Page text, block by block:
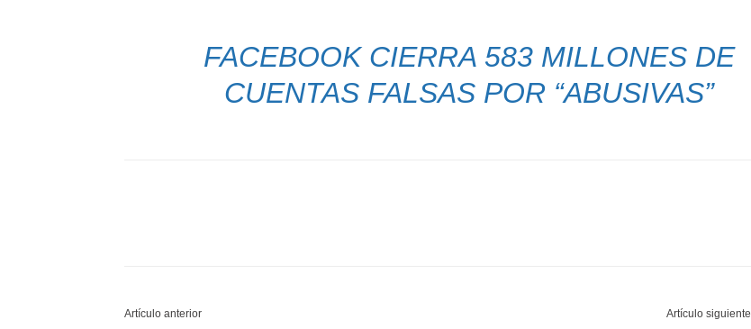
FACEBOOK CIERRA 583 MILLONES DE
CUENTAS FALSAS POR “ABUSIVAS”
Artículo anterior Artículo siguiente